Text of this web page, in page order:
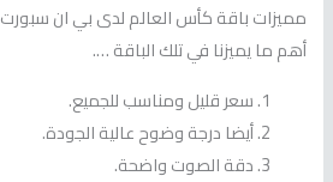
مميزات باقة كأس العالم لدى بي ان سبورت
أهم ما يميزنا في تلك الباقة ….
سعر قليل ومناسب للجميع.
أيضا درجة وضوح عالية الجودة.
دقة الصوت واضحة.